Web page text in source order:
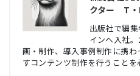
クター T
出版社で編
インへ入社
画・制作、導入事例制作に携
すコンテンツ制作を行うことを